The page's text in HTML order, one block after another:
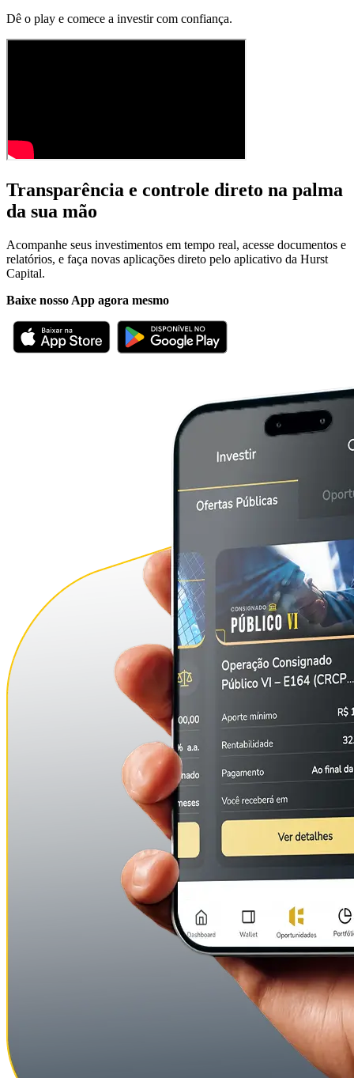
Dê o play e comece a investir com confiança.
Transparência e controle direto na palma
da sua mão
Acompanhe seus investimentos em tempo real, acesse documentos e
relatórios, e faça novas aplicações direto pelo aplicativo da Hurst
Capital.
Baixe nosso App agora mesmo